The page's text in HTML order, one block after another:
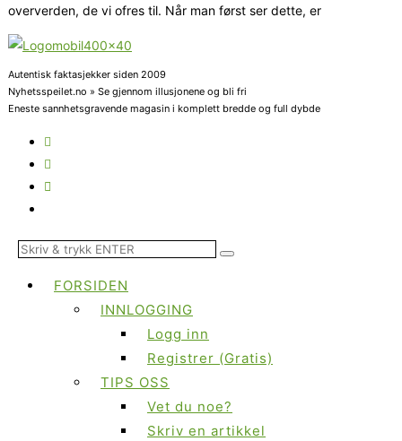
oververden, de vi ofres til. Når man først ser dette, er
Autentisk faktasjekker siden 2009
Nyhetsspeilet.no » Se gjennom illusjonene og bli fri
Eneste sannhetsgravende magasin i komplett bredde og full dybde
FORSIDEN
INNLOGGING
Logg inn
Registrer (Gratis)
TIPS OSS
Vet du noe?
Skriv en artikkel